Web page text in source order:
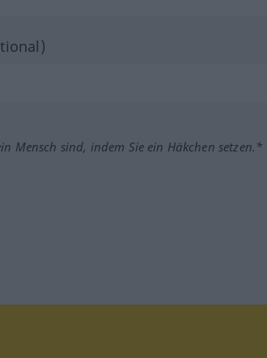
Mensch sind, indem Sie ein Häkchen setzen.*